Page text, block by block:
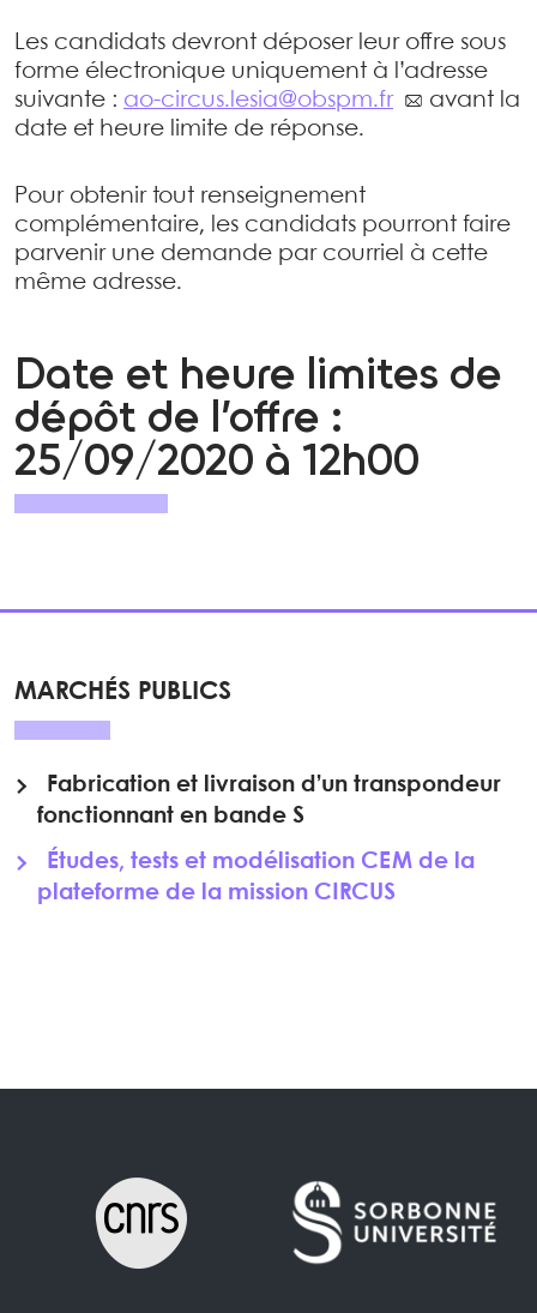
Les candidats devront déposer leur offre sous
forme électronique uniquement à l’adresse
suivante : ao-circus.lesia@obspm.fr
avant la
date et heure limite de réponse.
Pour obtenir tout renseignement
complémentaire, les candidats pourront faire
parvenir une demande par courriel à cette
même adresse.
Date et heure limites de
dépôt de l’offre :
25/09/2020 à 12h00
MARCHÉS PUBLICS
Fabrication et livraison d’un transpondeur
fonctionnant en bande S
Études, tests et modélisation CEM de la
plateforme de la mission CIRCUS